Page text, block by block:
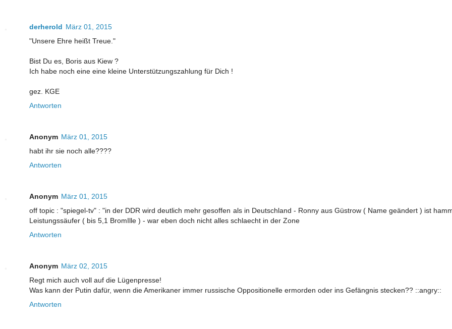
derherold März 01, 2015
"Unsere Ehre heißt Treue."
Bist Du es, Boris aus Kiew ?
Ich habe noch eine eine kleine Unterstützungszahlung für Dich !
gez. KGE
Antworten
Anonym März 01, 2015
habt ihr sie noch alle????
Antworten
Anonym März 01, 2015
off topic : "spiegel-tv" : "in der DDR wird deutlich mehr gesoffen als in Deutschland - Ronny aus Güstrow ( Name geändert ) ist
Leistungssäufer ( bis 5,1 BromIlle ) - war eben doch nicht alles schlaecht in der Zone
Antworten
Anonym März 02, 2015
Regt mich auch voll auf die Lügenpresse!
Was kann der Putin dafür, wenn die Amerikaner immer russische Oppositionelle ermorden oder ins Gefängnis stecken?? ::angry::
Antworten